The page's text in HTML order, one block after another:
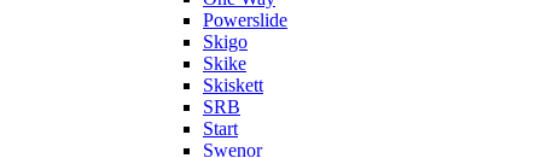
Powerslide
Skigo
Skike
Skiskett
SRB
Start
Swenor